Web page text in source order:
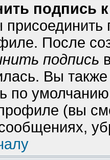
подпись
После
подпись
Вы
по
(вы